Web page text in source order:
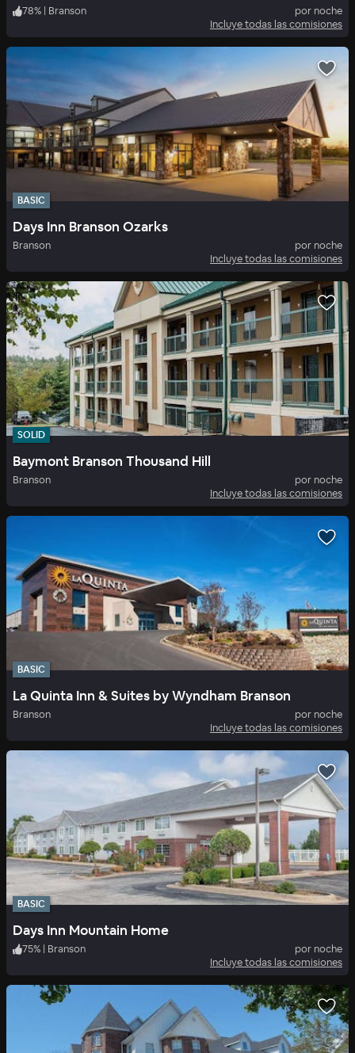
78% Branson
por noche
Incluye todas las comisiones
BASIC
Days Inn Branson Ozarks
Branson
por noche
Incluye todas las comisiones
SOLID
Baymont Branson Thousand Hill
Branson
por noche
Incluye todas las comisiones
BASIC
La Quinta Inn & Suites by Wyndham Branson
Branson
por noche
Incluye todas las comisiones
BASIC
Days Inn Mountain Home
75% | Branson
por noche
Incluye todas las comisiones